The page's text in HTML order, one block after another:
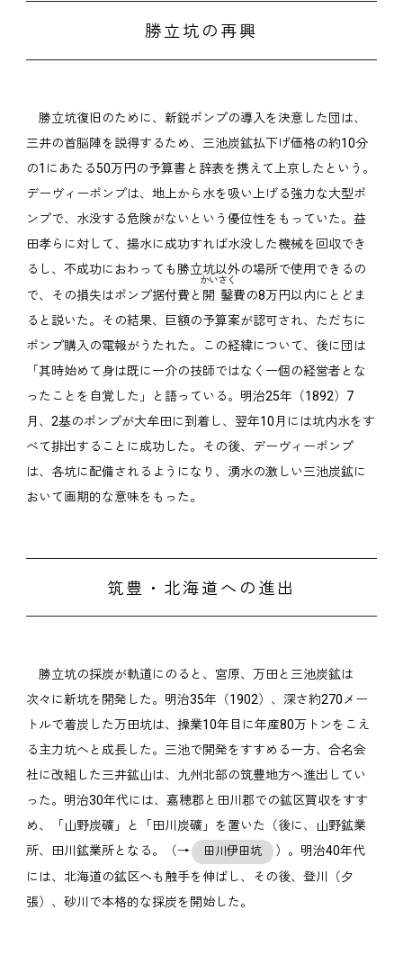
勝立坑の再興
勝立坑復旧のために、新鋭ポンプの導入を決意した団は、
三井の首脳陣を説得するため、三池炭鉱払下げ価格の約10分
の1にあたる50万円の予算書と辞表を携えて上京したという。
デーヴィーポンプは、地上から水を吸い上げる強力な大型ポ
ンプで、水没する危険がないという優位性をもっていた。益
田孝らに対して、揚水に成功すれば水没した機械を回収でき
るし、不成功におわっても勝立坑以外の場所で使用できるの
で、その損失はポンプ据付費と 開鑿
かいさく
費の8万円以内にとどま
ると説いた。その結果、巨額の予算案が認可され、ただちに
ポンプ購入の電報がうたれた。この経緯について、後に団は
「其時始めて身は既に一介の技師ではなく一個の経営者とな
ったことを自覚した」と語っている。明治25年（1892）7
月、2基のポンプが大牟田に到着し、翌年10月には坑内水をす
べて排出することに成功した。その後、デーヴィーポンプ
は、各坑に配備されるようになり、湧水の激しい三池炭鉱に
おいて画期的な意味をもった。
筑豊・北海道への進出
勝立坑の採炭が軌道にのると、宮原、万田と三池炭鉱は
次々に新坑を開発した。明治35年（1902）、深さ約270メー
トルで着炭した万田坑は、操業10年目に年産80万トンをこえ
る主力坑へと成長した。三池で開発をすすめる一方、合名会
社に改組した三井鉱山は、九州北部の筑豊地方へ進出してい
った。明治30年代には、嘉穂郡と田川郡での鉱区買収をすす
め、「山野炭礦」と「田川炭礦」を置いた（後に、山野鉱業
所、田川鉱業所となる。（→
田川伊田坑
）。明治40年代
には、北海道の鉱区へも触手を伸ばし、その後、登川（夕
張）、砂川で本格的な採炭を開始した。